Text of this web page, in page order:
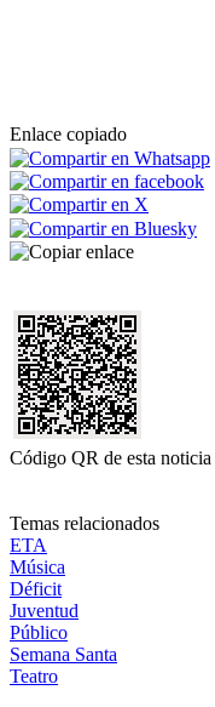
Enlace copiado
Código QR de esta noticia
Temas relacionados
ETA
Música
Déficit
Juventud
Público
Semana Santa
Teatro